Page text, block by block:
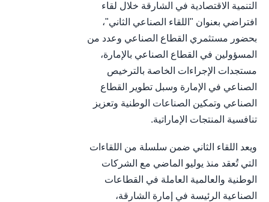
التنمية الاقتصادية في الشارقة خلال لقاء
افتراضي بعنوان "اللقاء الصناعي الثاني"،
بحضور مستثمري القطاع الصناعي وعدد من
المسؤولين في القطاع الصناعي بالإمارة،
مستجدات الإجراءات الخاصة بالترخيص
الصناعي في الإمارة وسبل تطوير القطاع
الصناعي وتمكين الصناعات الوطنية وتعزيز
تنافسية المنتجات الإماراتية.
ويعد اللقاء الثاني ضمن سلسلة من اللقاءات
التي تُعقد منذ يوليو الماضي مع الشركات
الوطنية والعالمية العاملة في القطاعات
الصناعية الرئيسة في إمارة الشارقة،